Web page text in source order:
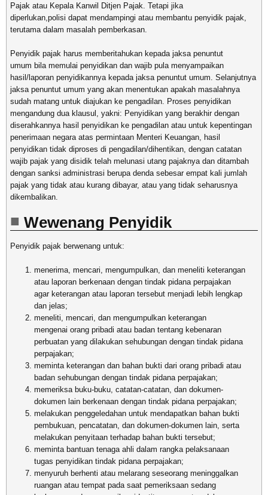
Pajak atau Kepala Kanwil Ditjen Pajak. Tetapi jika
diperlukan,polisi dapat mendampingi atau membantu penyidik pajak,
terutama dalam masalah pemberkasan.
Penyidik pajak harus memberitahukan kepada jaksa penuntut
umum bila memulai penyidikan dan wajib pula menyampaikan
hasil/laporan penyidikannya kepada jaksa penuntut umum. Selanjutnya
jaksa penuntut umum yang akan menentukan apakah masalahnya
sudah matang untuk diajukan ke pengadilan. Proses penyidikan
mengandung dua klausul, yakni: Penyidikan yang berakhir dengan
diserahkannya hasil penyidikan ke pengadilan atau untuk kepentingan
penerimaan negara atas permintaan Menteri Keuangan, hasil
penyidikan tidak diproses di pengadilan/dihentikan, dengan catatan
wajib pajak yang disidik telah melunasi utang pajaknya dan ditambah
dengan sanksi administrasi berupa denda sebesar empat kali jumlah
pajak yang tidak atau kurang dibayar, atau yang tidak seharusnya
dikembalikan.
Wewenang Penyidik
Penyidik pajak berwenang untuk:
menerima, mencari, mengumpulkan, dan meneliti keterangan
atau laporan berkenaan dengan tindak pidana perpajakan
agar keterangan atau laporan tersebut menjadi lebih lengkap
dan jelas;
meneliti, mencari, dan mengumpulkan keterangan
mengenai orang pribadi atau badan tentang kebenaran
perbuatan yang dilakukan sehubungan dengan tindak pidana
perpajakan;
meminta keterangan dan bahan bukti dari orang pribadi atau
badan sehubungan dengan tindak pidana perpajakan;
memeriksa buku-buku, catatan-catatan, dan dokumen-
dokumen lain berkenaan dengan tindak pidana perpajakan;
melakukan penggeledahan untuk mendapatkan bahan bukti
pembukuan, pencatatan, dan dokumen-dokumen lain, serta
melakukan penyitaan terhadap bahan bukti tersebut;
meminta bantuan tenaga ahli dalam rangka pelaksanaan
tugas penyidikan tindak pidana perpajakan;
menyuruh berhenti atau melarang seseorang meninggalkan
ruangan atau tempat pada saat pemeriksaan sedang